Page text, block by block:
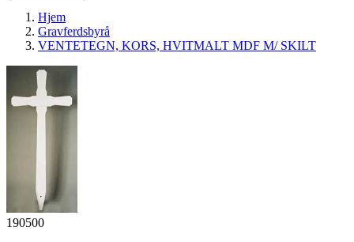
Hjem
Gravferdsbyrå
VENTETEGN, KORS, HVITMALT MDF M/ SKILT
190500